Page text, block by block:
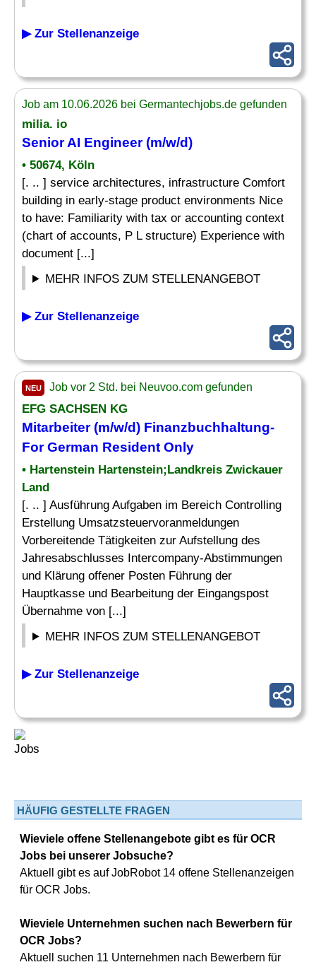
▶ Zur Stellenanzeige
Job am 10.06.2026 bei Germantechjobs.de gefunden
milia. io
Senior AI Engineer (m/w/d)
• 50674, Köln
[. .. ] service architectures, infrastructure Comfort
building in early-stage product environments Nice
to have: Familiarity with tax or accounting context
(chart of accounts, P L structure) Experience with
document [...]
MEHR INFOS ZUM STELLENANGEBOT
▶ Zur Stellenanzeige
NEU Job vor 2 Std. bei Neuvoo.com gefunden
EFG SACHSEN KG
Mitarbeiter (m/w/d) Finanzbuchhaltung-
For German Resident Only
• Hartenstein Hartenstein;Landkreis Zwickauer
Land
[. .. ] Ausführung Aufgaben im Bereich Controlling
Erstellung Umsatzsteuervoranmeldungen
Vorbereitende Tätigkeiten zur Aufstellung des
Jahresabschlusses Intercompany-Abstimmungen
und Klärung offener Posten Führung der
Hauptkasse und Bearbeitung der Eingangspost
Übernahme von [...]
MEHR INFOS ZUM STELLENANGEBOT
▶ Zur Stellenanzeige
HÄUFIG GESTELLTE FRAGEN
Wieviele offene Stellenangebote gibt es für OCR
Jobs bei unserer Jobsuche?
Aktuell gibt es auf JobRobot 14 offene Stellenanzeigen
für OCR Jobs.
Wieviele Unternehmen suchen nach Bewerbern für
OCR Jobs?
Aktuell suchen 11 Unternehmen nach Bewerbern für